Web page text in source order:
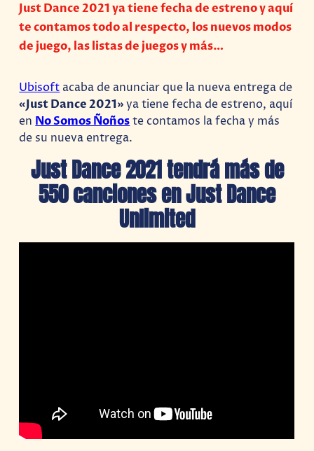
Just Dance 2021 ya tiene fecha de estreno y aquí
te contamos todo al respecto, los nuevos modos
de juego, las listas de juegos y más…
Ubisoft acaba de anunciar que la nueva entrega de
«Just Dance 2021»ya tiene fecha de estreno, aquí
en No Somos Ñoñoste contamos la fecha y más
de su nueva entrega.
Just Dance 2021 tendrá más de
550 canciones en Just Dance
Unlimited